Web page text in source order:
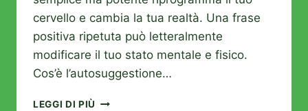
cervello e cambia la tua realtà. Una frase
positiva ripetuta può letteralmente
modificare il tuo stato mentale e fisico.
Cos’è l’autosuggestione…
LEGGI DI PIÙ COME